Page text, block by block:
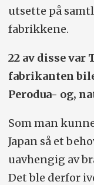
utsette på
fabrikkene.
22 av disse var
fabrikanten
Perodua- og,
Som man
Japan så et
uavhengig av
Det ble derfor